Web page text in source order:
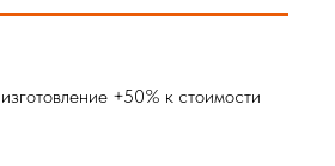
+50% к стоимости